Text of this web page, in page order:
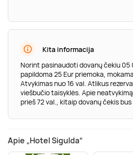
Kita informacija
Norint pasinaudoti dovanų čekiu 05
papildoma 25 Eur priemoka,
Atvykimas nuo 16 val. Atlikus
viešbučio taisyklės. Apie
prieš 72 val., kitaip dovanų čekis
Apie „Hotel Sigulda“